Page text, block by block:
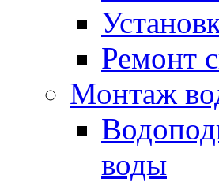
Ремонт
Монтаж
воды